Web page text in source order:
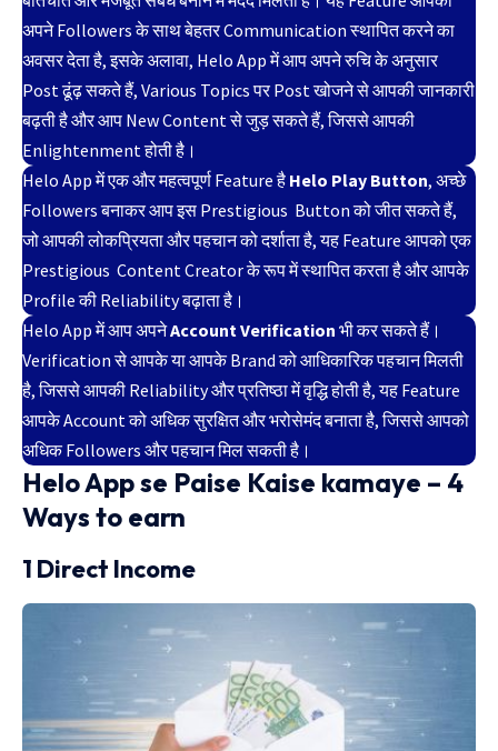
अपने Followers के साथ बेहतर Communication स्थापित करने का
अवसर देता है, इसके अलावा, Helo App में आप अपने रुचि के अनुसार
Post ढूंढ़ सकते हैं, Various Topics पर Post खोजने से आपकी जानकारी
बढ़ती है और आप New Content से जुड़ सकते हैं, जिससे आपकी
Enlightenment होती है।
Helo App में एक और महत्वपूर्ण Feature है Helo Play Button, अच्छे
Followers बनाकर आप इस Prestigious Button को जीत सकते हैं,
जो आपकी लोकप्रियता और पहचान को दर्शाता है, यह Feature आपको एक
Prestigious Content Creator के रूप में स्थापित करता है और आपके
Profile की Reliability बढ़ाता है।
Helo App में आप अपनेAccount Verification भी कर सकते हैं।
Verification से आपके या आपके Brand को आधिकारिक पहचान मिलती
है, जिससे आपकी Reliability और प्रतिष्ठा में वृद्धि होती है, यह Feature
आपके Account को अधिक सुरक्षित और भरोसेमंद बनाता है, जिससे आपको
अधिक Followers और पहचान मिल सकती है।
Helo App se Paise Kaise kamaye – 4
Ways to earn
1 Direct Income